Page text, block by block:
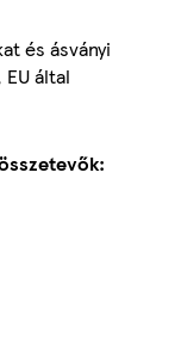
és ásványi
által